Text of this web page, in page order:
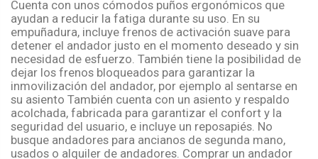
Cuenta con unos cómodos puños ergonómicos que
ayudan a reducir la fatiga durante su uso. En su
empuñadura, incluye frenos de activación suave para
detener el andador justo en el momento deseado y sin
necesidad de esfuerzo. También tiene la posibilidad de
dejar los frenos bloqueados para garantizar la
inmovilización del andador, por ejemplo al sentarse en
su asiento También cuenta con un asiento y respaldo
acolchada, fabricada para garantizar el confort y la
seguridad del usuario, e incluye un reposapiés. No
busque andadores para ancianos de segunda mano,
usados o alquiler de andadores. Comprar un andador